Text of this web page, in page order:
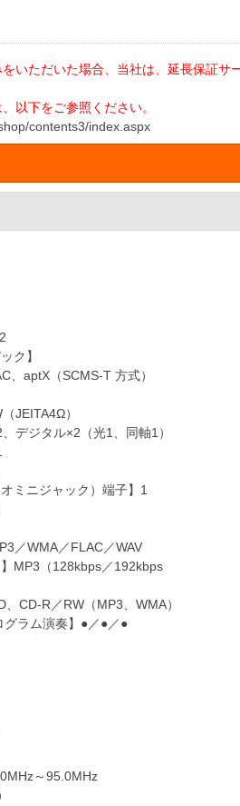
いただいた場合、当社は、延長保証
以下をご参照ください。
contents3/index.aspx
ク】
、aptX（SCMS-T 方式）
JEITA4Ω）
デジタル×2（光1、同軸1）
ミニジャック）端子】1
／WMA／FLAC／WAV
MP3（128kbps／192kbps
、CD-R／RW（MP3、WMA）
グラム演奏】●／●／●
～95.0MHz